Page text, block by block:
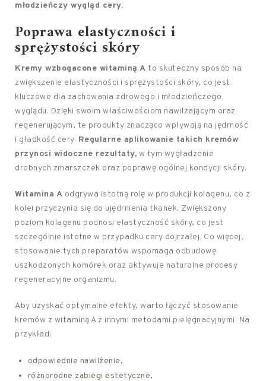
młodzieńczy wygląd cery.
Poprawa elastyczności i
sprężystości skóry
Kremy wzbogacone witaminą A to skuteczny sposób na
zwiększenie elastyczności i sprężystości skóry, co jest
kluczowe dla zachowania zdrowego i młodzieńczego
wyglądu. Dzięki swoim właściwościom nawilżającym oraz
regenerującym, te produkty znacząco wpływają na jędrność
i gładkość cery. Regularne aplikowanie takich kremów
przynosi widoczne rezultaty, w tym wygładzenie
drobnych zmarszczek oraz poprawę ogólnej kondycji skóry.
Witamina A odgrywa istotną rolę w produkcji kolagenu, co z
kolei przyczynia się do ujędrnienia tkanek. Zwiększony
poziom kolagenu podnosi elastyczność skóry, co jest
szczególnie istotne w przypadku cery dojrzałej. Co więcej,
stosowanie tych preparatów wspomaga odbudowę
uszkodzonych komórek oraz aktywuje naturalne procesy
regeneracyjne organizmu.
Aby uzyskać optymalne efekty, warto łączyć stosowanie
kremów z witaminą A z innymi metodami pielęgnacyjnymi. Na
przykład:
odpowiednie nawilżenie,
różnorodne zabiegi estetyczne,